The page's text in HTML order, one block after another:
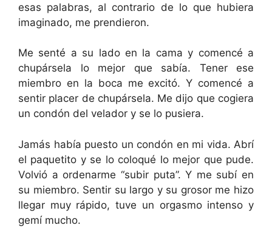
esas palabras, al contrario de lo que hubiera
imaginado, me prendieron.
Me senté a su lado en la cama y comencé a
chupársela lo mejor que sabía. Tener ese
miembro en la boca me excitó. Y comencé a
sentir placer de chupársela. Me dijo que cogiera
un condón del velador y se lo pusiera.
Jamás había puesto un condón en mi vida. Abrí
el paquetito y se lo coloqué lo mejor que pude.
Volvió a ordenarme “subir puta”. Y me subí en
su miembro. Sentir su largo y su grosor me hizo
llegar muy rápido, tuve un orgasmo intenso y
gemí mucho.